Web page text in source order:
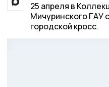
25 апреля в
Мичуринского ГАУ
городской кросс.